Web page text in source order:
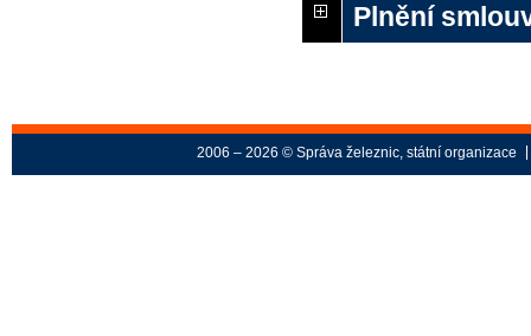
Plnění
2006 – 2026 © Správa železnic, státní organizace